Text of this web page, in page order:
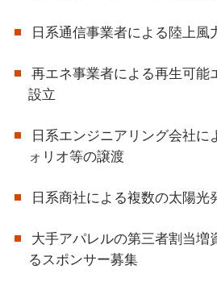
日系通信事業者による陸上風
再エネ事業者による再生可能
設立
日系エンジニアリング会社に
ォリオ等の譲渡
日系商社による複数の太陽光
大手アパレルの第三者割当増
るスポンサー募集